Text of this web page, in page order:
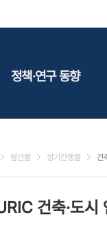
정책·연구 동향
연구동향
발간물 정기간행물 건
건축·도시